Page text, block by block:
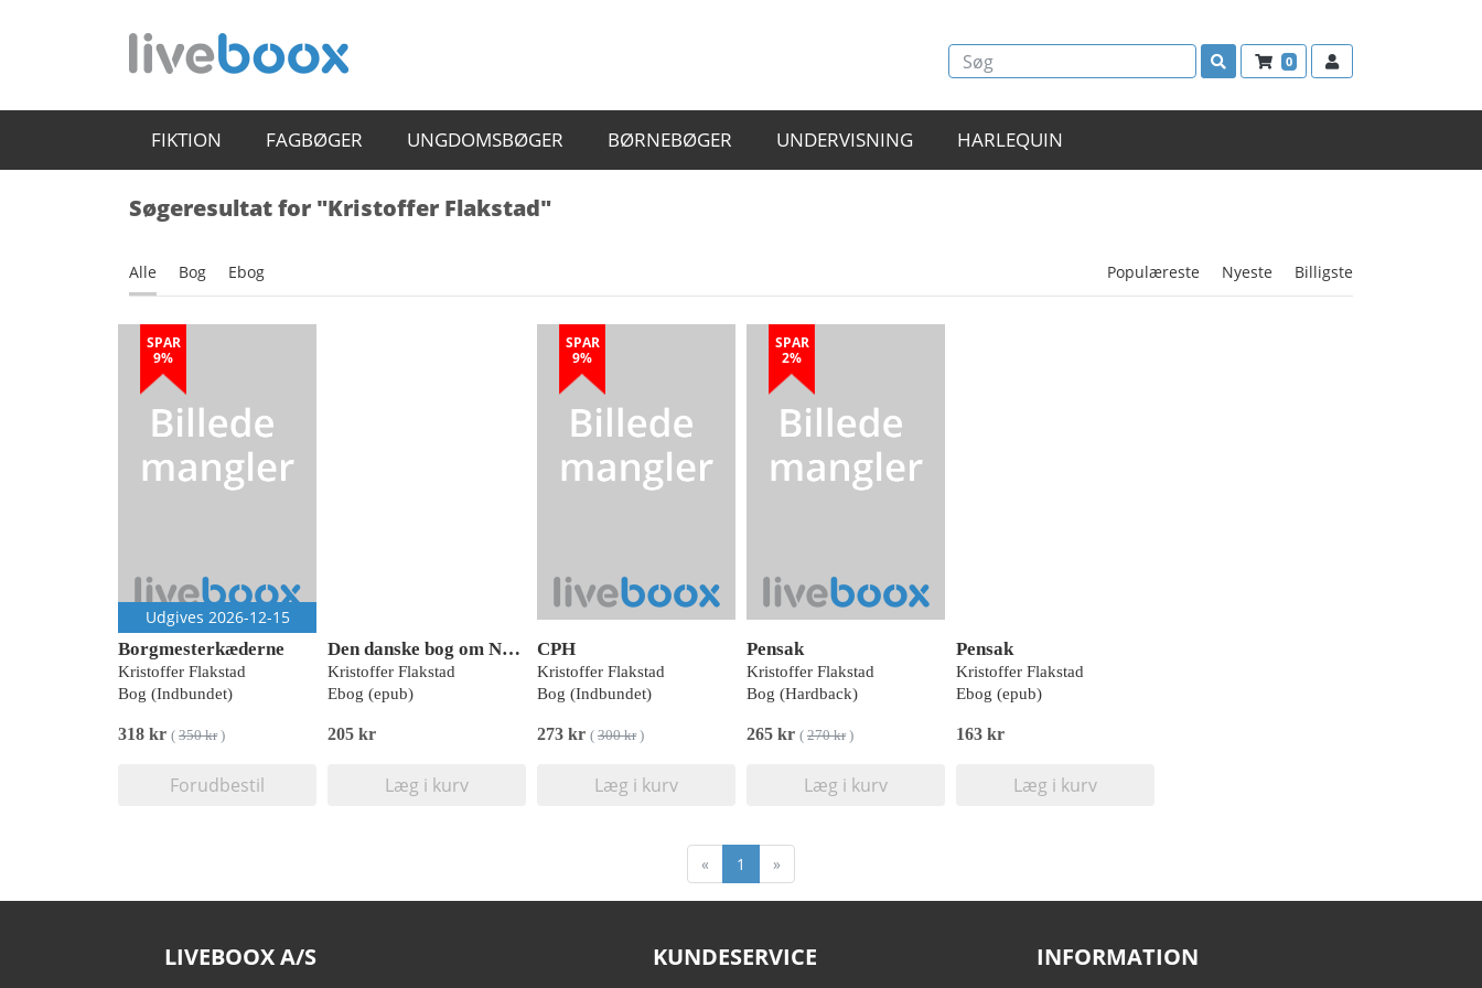
0
FIKTION FAGBØGER UNGDOMSBØGER BØRNEBØGER UNDERVISNING HARLEQUIN
Søgeresultat for "Kristoffer Flakstad"
Alle Bog Ebog Populæreste Nyeste Billigste
SPAR
9%
Udgives 2026-12-15
Borgmesterkæderne
Kristoffer Flakstad
Bog (Indbundet)
318 kr ( 350 kr)
Forudbestil
Den danske bog om Norge
Kristoffer Flakstad
Ebog (epub)
205 kr
Læg i kurv
SPAR
9%
CPH
Kristoffer Flakstad
Bog (Indbundet)
273 kr ( 300 kr)
Læg i kurv
SPAR
2%
Pensak
Kristoffer Flakstad
Bog (Hardback)
265 kr ( 270 kr)
Læg i kurv
Pensak
Kristoffer Flakstad
Ebog (epub)
163 kr
Læg i kurv
« 1 »
LIVEBOOX A/S KUNDESERVICE INFORMATION